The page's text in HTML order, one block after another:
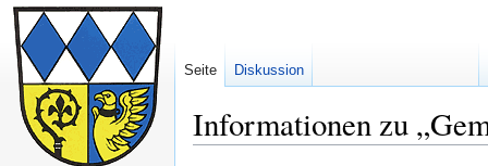
Informationen zu
Seite Diskussion